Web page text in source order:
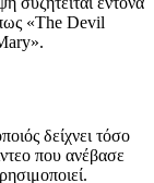
«The Devil
δείχνει τόσο
που ανέβασε